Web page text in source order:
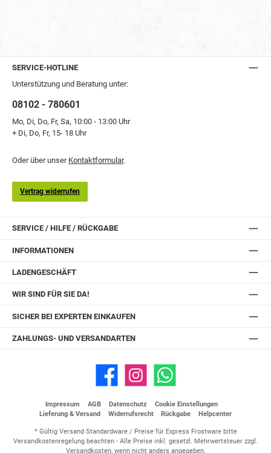
SERVICE-HOTLINE
Unterstützung und Beratung unter:
08102 - 780601
Mo, Di, Do, Fr, Sa, 10:00 - 13:00 Uhr
+ Di, Do, Fr, 15- 18 Uhr
Oder über unser Kontaktformular.
Vertrag widerrufen
SERVICE / HILFE / RÜCKGABE
INFORMATIONEN
LADENGESCHÄFT
WIR SIND FÜR SIE DA!
SICHER BEI EXPERTEN EINKAUFEN
ZAHLUNGS- UND VERSANDARTEN
Facebook Instagram WhatsApp
Impressum AGB Datenschutz
Cookie Einstellungen
Lieferung & Versand
Widerrufsrecht Rückgabe Helpcenter
* Gültig Versand Standardware / Preise für Express Frostware bitte
Versandkostenregelung beachten - Alle Preise inkl. gesetzl. Mehrwertsteuer zzgl.
Versandkosten, wenn nicht anders angegeben.